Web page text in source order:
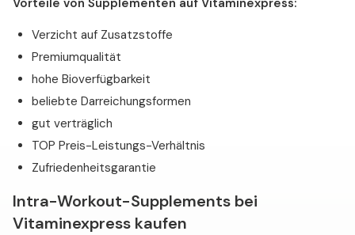
Vorteile von Supplementen auf Vitaminexpress:
Verzicht auf Zusatzstoffe
Premiumqualität
hohe Bioverfügbarkeit
beliebte Darreichungsformen
gut verträglich
TOP Preis-Leistungs-Verhältnis
Zufriedenheitsgarantie
Intra-Workout-Supplements bei
Vitaminexpress kaufen